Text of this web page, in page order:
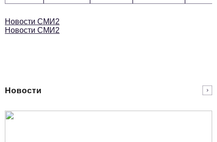
Новости СМИ2
Новости СМИ2
Новости